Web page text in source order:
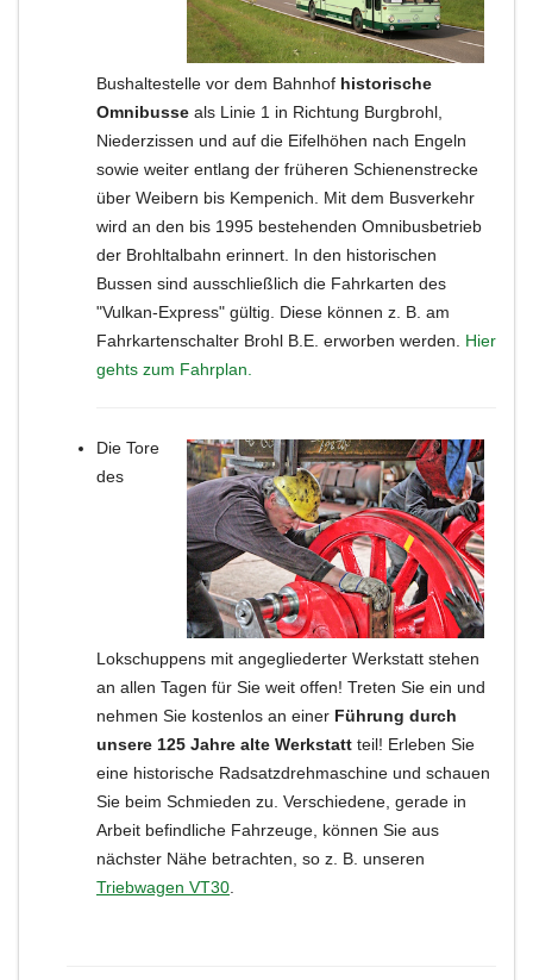
Bushaltestelle vor dem Bahnhof historische
Omnibusse als Linie 1 in Richtung Burgbrohl,
Niederzissen und auf die Eifelhöhen nach Engeln
sowie weiter entlang der früheren Schienenstrecke
über Weibern bis Kempenich. Mit dem Busverkehr
wird an den bis 1995 bestehenden Omnibusbetrieb
der Brohltalbahn erinnert. In den historischen
Bussen sind ausschließlich die Fahrkarten des
"Vulkan-Express" gültig. Diese können z. B. am
Fahrkartenschalter Brohl B.E. erworben werden. Hier
gehts zum Fahrplan.
Die Tore
des
Lokschuppens mit angegliederter Werkstatt stehen
an allen Tagen für Sie weit offen! Treten Sie ein und
nehmen Sie kostenlos an einer Führung durch
unsere 125 Jahre alte Werkstatt teil! Erleben Sie
eine historische Radsatzdrehmaschine und schauen
Sie beim Schmieden zu. Verschiedene, gerade in
Arbeit befindliche Fahrzeuge, können Sie aus
nächster Nähe betrachten, so z. B. unseren
Triebwagen VT30